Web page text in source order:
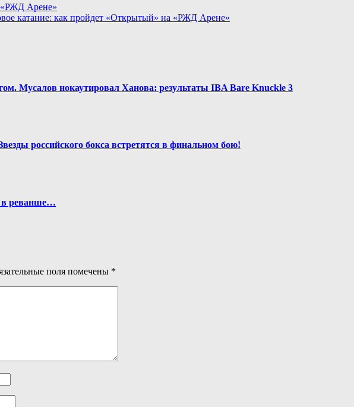
«РЖД Арене»
катание: как пройдет «Открытый» на «РЖД Арене»
Мусалов нокаутировал Ханова: результаты IBA Bare Knuckle 3
российского бокса встретятся в финальном бою!
в реванше…
поля помечены *